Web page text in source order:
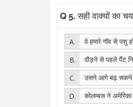
Q 5.सही वाक्यों का
वे हमारे गॉव से पशु
दौड़ने से पहले पैंट
उसने आगे बढ़ सकने
कोलम्बस ने अमेरिका